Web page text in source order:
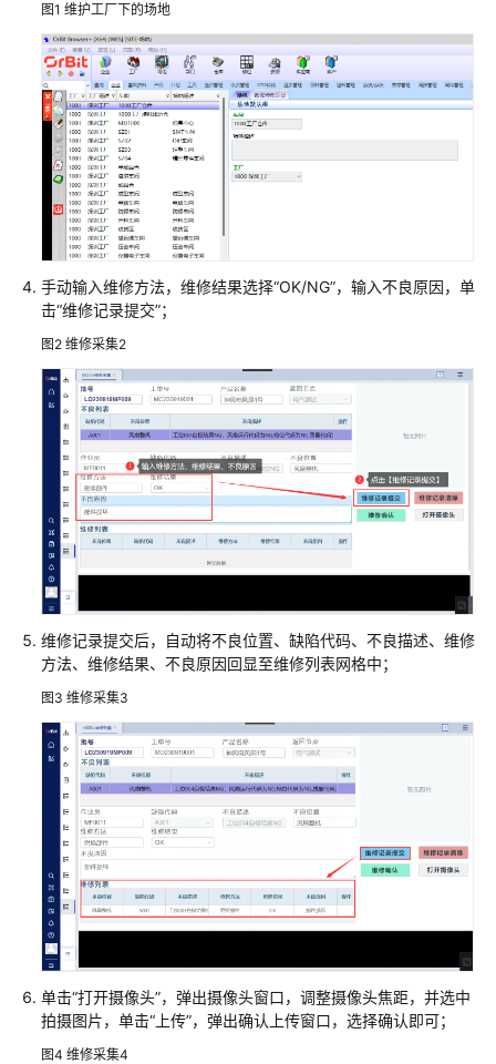
技
车
联
网
数
基
设
解
决
方
案
美
云
企
划
数
字
化
解
方
案
数
字
化
工
厂
解
决
方
图1 维护工厂下的场地
手动输入维修方法，维修结果选择“OK/NG”，输入不良原因，单
击“维修记录提交”；
图2 维修采集2
维修记录提交后，自动将不良位置、缺陷代码、不良描述、维修
方法、维修结果、不良原因回显至维修列表网格中；
图3 维修采集3
单击“打开摄像头”，弹出摄像头窗口，调整摄像头焦距，并选中
拍摄图片，单击“上传”，弹出确认上传窗口，选择确认即可；
图4 维修采集4